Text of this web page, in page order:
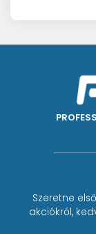
Szeretne
akciókról,